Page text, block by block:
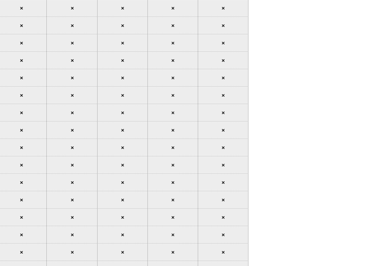
× × × × ×
× × × × ×
× × × × ×
× × × × ×
× × × × ×
× × × × ×
× × × × ×
× × × × ×
× × × × ×
× × × × ×
× × × × ×
× × × × ×
× × × × ×
× × × × ×
× × × × ×